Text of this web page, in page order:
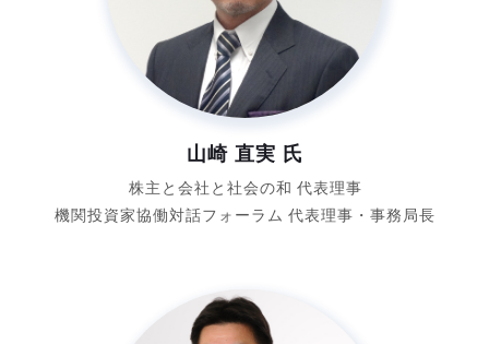
山崎 直実 氏
株主と会社と社会の和 代表理事
機関投資家協働対話フォーラム 代表理事・事務局長